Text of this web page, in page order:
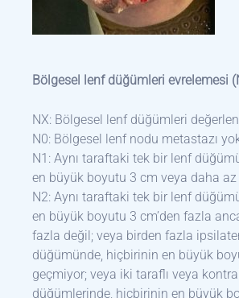
Bölgesel lenf düğümleri evrelemesi
NX: Bölgesel lenf düğümleri
N0: Bölgesel lenf nodu metastazı
N1: Aynı taraftaki tek bir lenf
en büyük boyutu 3 cm veya daha az
N2: Aynı taraftaki tek bir lenf
en büyük boyutu 3 cm’den fazla
fazla değil; veya birden fazla
düğümünde, hiçbirinin en büyük
geçmiyor; veya iki taraflı veya
düğümlerinde, hiçbirinin en büyük